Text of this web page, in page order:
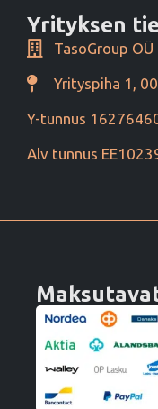
Yrityksen
TasoGroup OÜ
Yrityspiha 1,
Y-tunnus
Alv tunnus